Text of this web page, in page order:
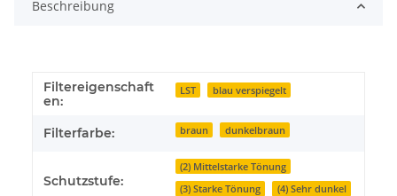
Beschreibung
Filtereigenschaft
en:
LST blau verspiegelt
Filterfarbe: braun dunkelbraun
Schutzstufe:
(2) Mittelstarke Tönung
(3) Starke Tönung
(4) Sehr dunkel